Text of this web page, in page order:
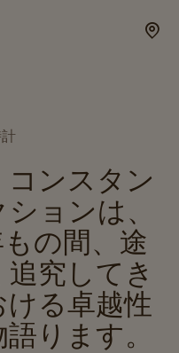
ンスタン
ョンは、
の間、途
究してき
る卓越性
ります。